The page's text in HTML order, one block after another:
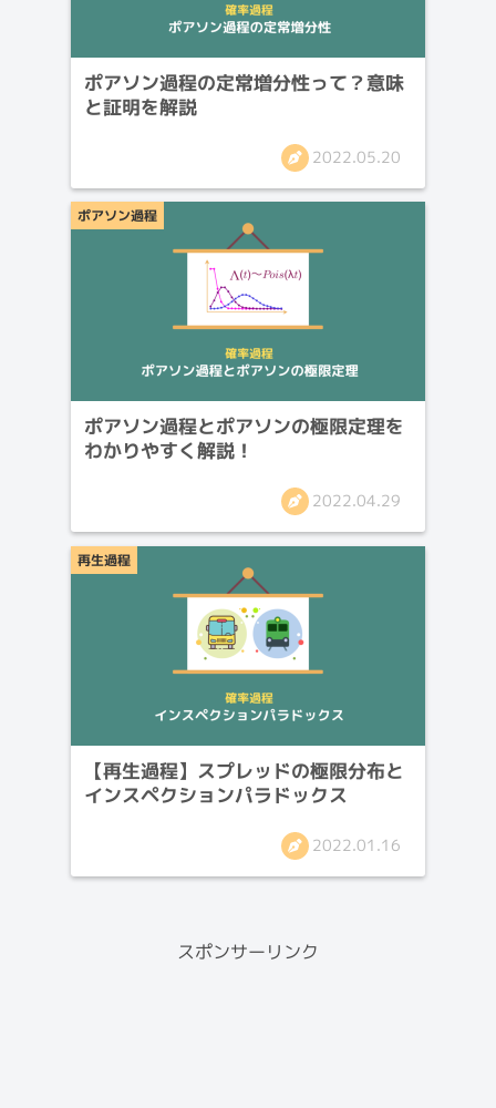
ポアソン過程の定常増分性って？意味
と証明を解説
2022.05.20
ポアソン過程
ポアソン過程とポアソンの極限定理を
わかりやすく解説！
2022.04.29
再生過程
【再生過程】スプレッドの極限分布と
インスペクションパラドックス
2022.01.16
スポンサーリンク